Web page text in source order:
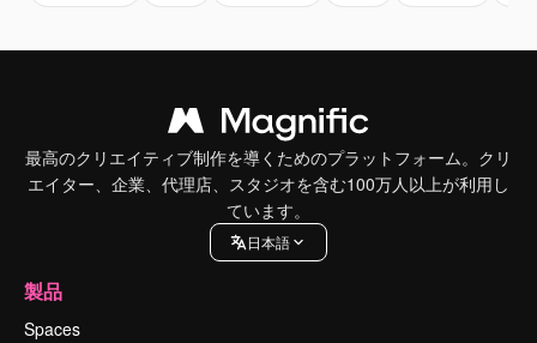
最高のクリエイティブ制作を導くためのプラットフォーム。クリ
エイター、企業、代理店、スタジオを含む100万人以上が利用し
ています。
日本語
製品
Spaces